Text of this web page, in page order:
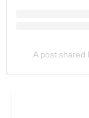
A post shared